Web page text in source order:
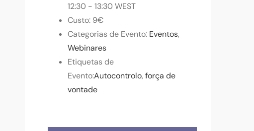
12:30 - 13:30WEST
Custo: 9€
Categorias de Evento: Eventos,
Webinares
Etiquetas de
Evento:Autocontrolo,força de
vontade